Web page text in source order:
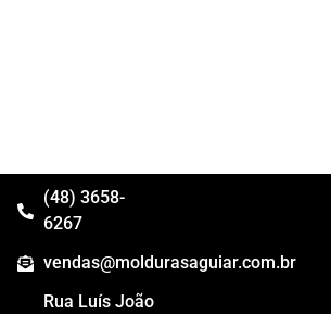
(48) 3658-
6267
vendas@moldurasaguiar.com.br
Rua Luís João